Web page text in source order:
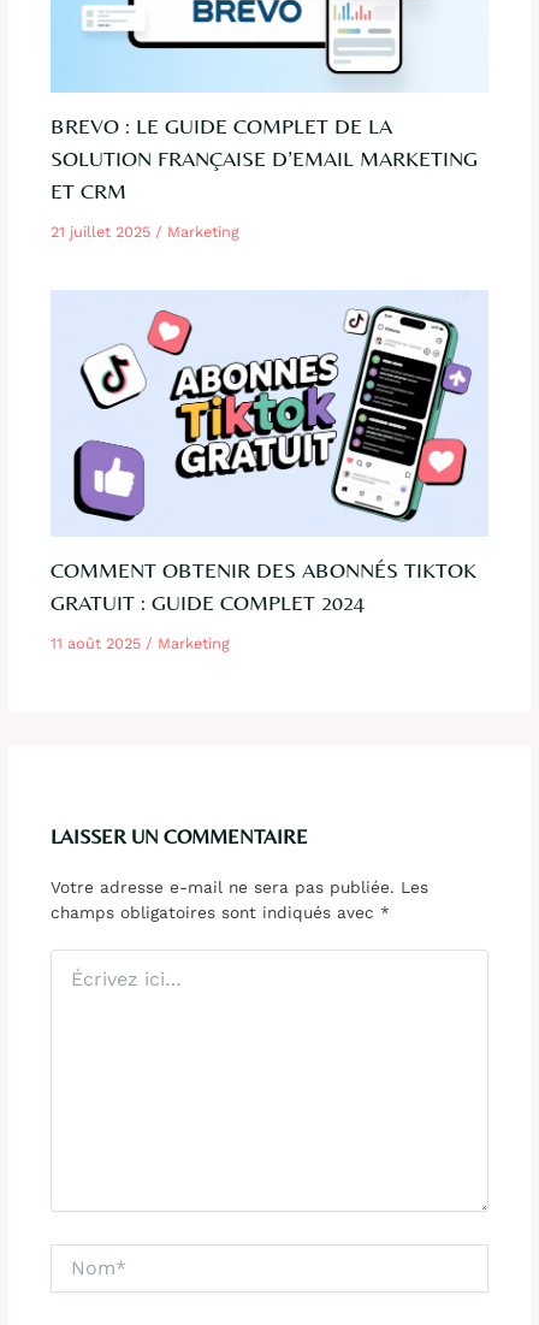
BREVO : LE GUIDE COMPLET DE LA
SOLUTION FRANÇAISE D’EMAIL MARKETING
ET CRM
21 juillet 2025 / Marketing
COMMENT OBTENIR DES ABONNÉS TIKTOK
GRATUIT : GUIDE COMPLET 2024
11 août 2025 / Marketing
LAISSER UN COMMENTAIRE
Votre adresse e-mail ne sera pas publiée. Les
champs obligatoires sont indiqués avec *
ici…